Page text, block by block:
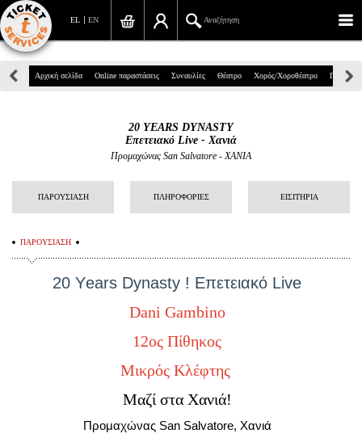
EN
EL Αναζήτηση
Πανεπιστημίου 39, Αθήνα
info@ticketservices.gr
Σύνδεση/Εγγραφή
Είσοδος διαχειριστή
Αρχική σελίδα Online παραστάσεις Συναυλίες Θέατρο Χορός/Χοροθέατρο Παιδικά
20 YEARS DYNASTY
Επετειακό Live - Χανιά
Προμαχώνας San Salvatore - ΧΑΝΙΑ
ΠΑΡΟΥΣΙΑΣΗ ΠΛΗΡΟΦΟΡΙΕΣ ΕΙΣΙΤΗΡΙΑ
ΠΑΡΟΥΣΙΑΣΗ
20 Υears Dynasty ! Επετειακό Live
Dani Gambino
12ος Πίθηκος
Μικρός Κλέφτης
Μαζί στα Χανιά!
Προμαχώνας San Salvatore, Χανιά